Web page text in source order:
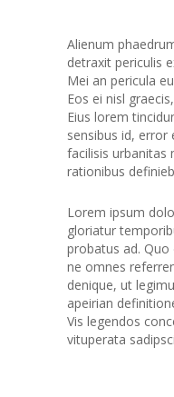
Alienum
detraxit periculis
Mei an pericula
Eos ei nisl
Eius lorem
sensibus id, error
facilisis urbanitas
rationibus
Lorem ipsum
gloriatur
probatus ad.
ne omnes
denique, ut
apeirian
Vis legendos
vituperata